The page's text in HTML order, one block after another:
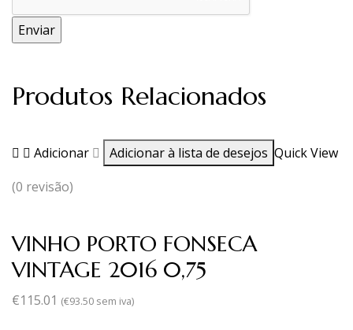
Produtos Relacionados
Adicionar Adicionar à lista de desejos Quick View
(0 revisão)
VINHO PORTO FONSECA
VINTAGE 2016 0,75
€115.01 (€93.50 sem iva)